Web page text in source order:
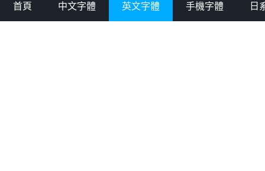
首頁 中文字體 英文字體 手機字體 日